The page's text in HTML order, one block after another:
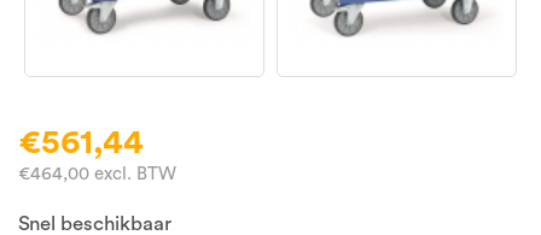
€561,44
€464,00 excl. BTW
Snel beschikbaar